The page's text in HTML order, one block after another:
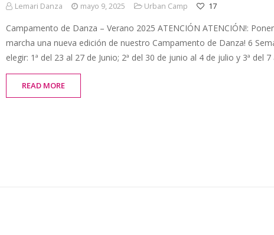
Lemari Danza mayo 9, 2025 Urban Camp 17
Campamento de Danza – Verano 2025 ATENCIÓN ATENCIÓN!:
marcha una nueva edición de nuestro Campamento de Danza! 6
elegir: 1ª del 23 al 27 de Junio; 2ª del 30 de junio al 4 de julio y 3ª del 7
READ MORE